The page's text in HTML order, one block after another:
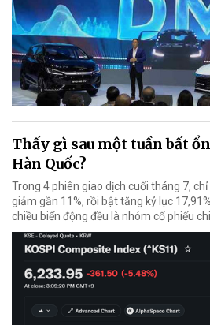
Thấy gì sau một tuần bất
Hàn Quốc?
Trong 4 phiên giao dịch cuối tháng 7, chỉ
giảm gần 11%, rồi bật tăng kỷ lục
chiều biến động đều là nhóm cổ phiếu